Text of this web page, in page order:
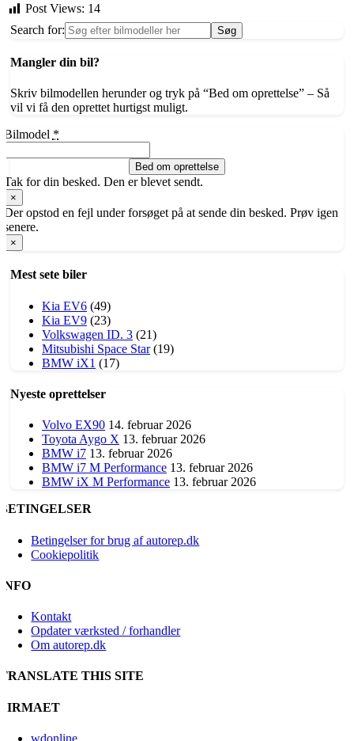
Post Views: 14
Search for:
Mangler din bil?
Skriv bilmodellen herunder og tryk på “Bed om oprettelse” – Så
vil vi få den oprettet hurtigst muligt.
Bilmodel *
Bed om oprettelse
Tak for din besked. Den er blevet sendt.
×
Der opstod en fejl under forsøget på at sende din besked. Prøv igen
senere.
×
Mest sete biler
Kia EV6 (49)
Kia EV9 (23)
Volkswagen ID. 3 (21)
​Mitsubishi Space Star (19)
BMW iX1 (17)
Nyeste oprettelser
Volvo EX90 14. februar 2026
Toyota Aygo X 13. februar 2026
BMW i7 13. februar 2026
BMW i7 M Performance 13. februar 2026
BMW iX M Performance 13. februar 2026
BETINGELSER
Betingelser for brug af autorep.dk
Cookiepolitik
INFO
Kontakt
Opdater værksted / forhandler
Om autorep.dk
TRANSLATE THIS SITE
FIRMAET
wdonline